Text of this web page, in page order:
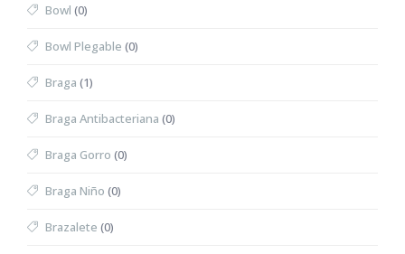
Bowl (0)
Bowl Plegable (0)
Braga (1)
Braga Antibacteriana (0)
Braga Gorro (0)
Braga Niño (0)
Brazalete (0)